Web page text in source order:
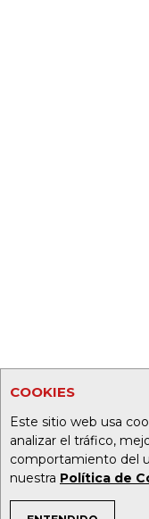
COOKIES
Este sitio web usa
analizar el tráfico,
comportamiento del
nuestra Política de